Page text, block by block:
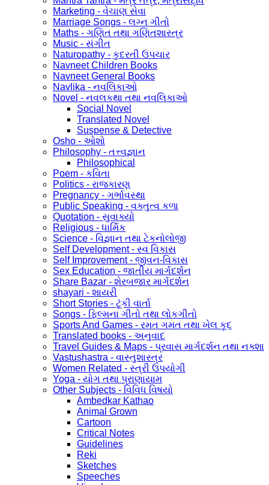
Marketing - વેચાણ સેવા
Marriage Songs - લગ્ન ગીતો
Maths - ગણિત તથા ગણિતશાસ્ત્ર
Music - સંગીત
Naturopathy - કુદરતી ઉપચાર
Navneet Children Books
Navneet General Books
Navlika - નવલિકાઓ
Novel - નવલકથા તથા નવલિકાઓ
Social Novel
Translated Novel
Suspense & Detective
Osho - ઓશો
Philosophy - તત્ત્વજ્ઞાન
Philosophical
Poem - કવિતા
Politics - રાજકારણ
Pregnancy - ગર્ભાવસ્થા
Public Speaking - વક્તુત્વ કળા
Quotation - સુવાક્યો
Religious - ધાર્મિક
Science - વિજ્ઞાન તથા ટેકનોલોજી
Self Development - સ્વ વિકાસ
Self Improvement - જીવન-વિકાસ
Sex Education - જાતીય માર્ગદર્શન
Share Bazar - શેરબજાર માર્ગદર્શન
shayari - શાયરી
Short Stories - ટૂંકી વાર્તા
Songs - ફિલ્મના ગીતો તથા લોકગીતો
Sports And Games - રમત ગમત તથા ખેલ કૂદ
Translated books - અનુવાદ
Travel Guides & Maps - પ્રવાસ માર્ગદર્શન તથા નક્શા
Vastushastra - વાસ્તુશાસ્ત્ર
Women Related - સ્ત્રી ઉપયોગી
Yoga - યોગ તથા પ્રાણાયામ
Other Subjects - વિવિધ વિષયો
Ambedkar Kathao
Animal Grown
Cartoon
Critical Notes
Guidelines
Reki
Sketches
Speeches